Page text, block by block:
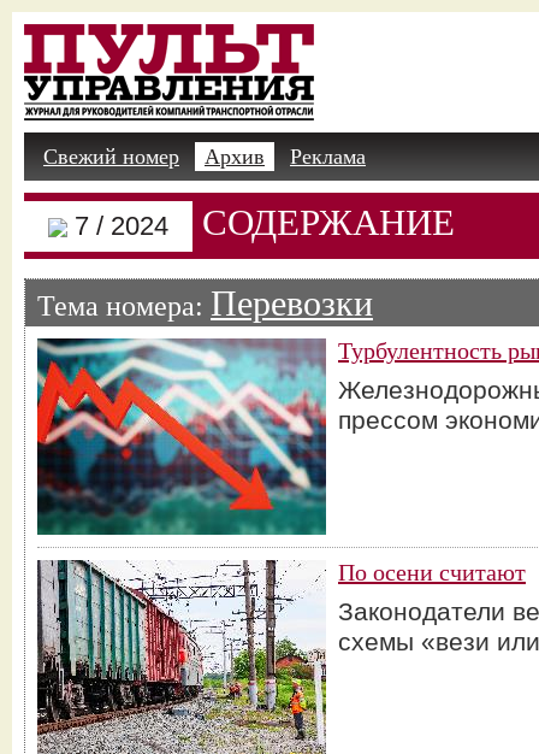
Свежий номер Архив Реклама
7 / 2024 СОДЕРЖАНИЕ
Тема номера: Перевозки
Турбулентность
прессом
По осени считают
Законодатели
схемы «вези